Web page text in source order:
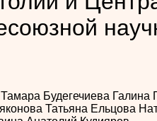
Тамара Будегечиева Галина
Татьяна Ельцова